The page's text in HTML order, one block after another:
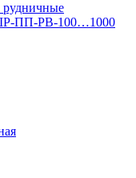
ПП-РВ-100…1000